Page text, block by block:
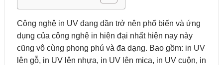
Công nghệ in UV đang dần trở nên phổ biến và ứng
dụng của công nghệ in hiện đại nhất hiện nay này
cũng vô cùng phong phú và đa dạng. Bao gồm: in UV
lên gỗ, in UV lên nhựa, in UV lên mica, in UV cuộn, in